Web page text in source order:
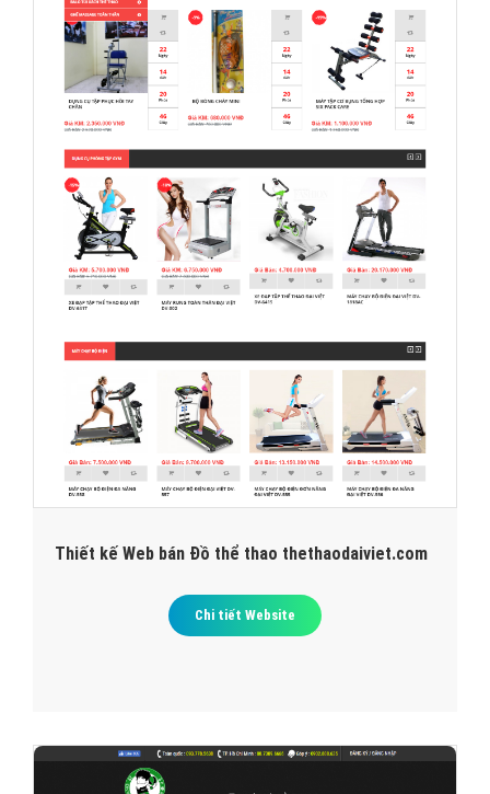
Thiết kế Web bán Đồ thể thao thethaodaiviet.com
Chi tiết Website